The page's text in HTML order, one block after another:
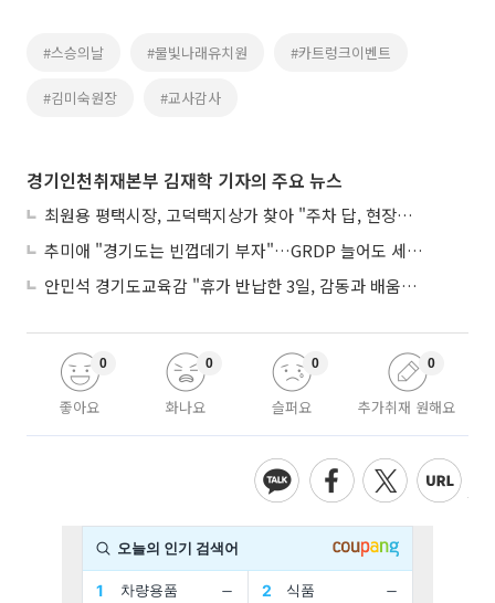
#스승의날 #물빛나래유치원 #카트렁크이벤트
#김미숙원장 #교사감사
경기인천취재본부 김재학 기자의 주요 뉴스
최원용 평택시장, 고덕택지상가 찾아 "주차 답, 현장에 있다"
추미애 "경기도는 빈껍데기 부자"…GRDP 늘어도 세입은 그대로
안민석 경기도교육감 "휴가 반납한 3일, 감동과 배움이었다"
좋아요
0
화나요
0
슬퍼요
0
추가취재 원해요
0